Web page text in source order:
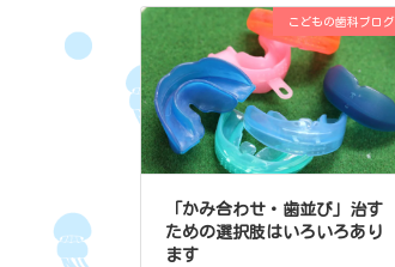
こどもの歯科ブログ
「かみ合わせ・歯並び」治す
ための選択肢はいろいろあり
ます